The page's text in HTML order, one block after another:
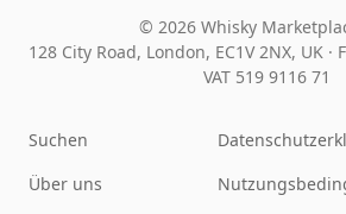
© 2026 Whisky
128 City Road, London, EC1V 2NX, UK ·
VAT 519 9116 71
Suchen
Über uns